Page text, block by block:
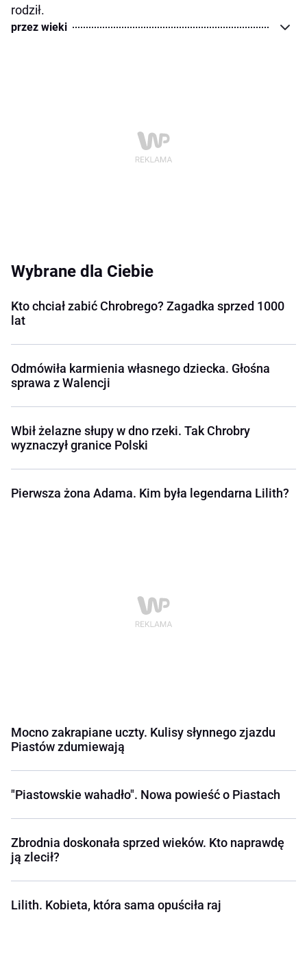
rodził.
przez wieki
Wybrane dla Ciebie
Kto chciał zabić Chrobrego? Zagadka sprzed 1000
lat
Odmówiła karmienia własnego dziecka. Głośna
sprawa z Walencji
Wbił żelazne słupy w dno rzeki. Tak Chrobry
wyznaczył granice Polski
Pierwsza żona Adama. Kim była legendarna Lilith?
Mocno zakrapiane uczty. Kulisy słynnego zjazdu
Piastów zdumiewają
"Piastowskie wahadło". Nowa powieść o Piastach
Zbrodnia doskonała sprzed wieków. Kto naprawdę
ją zlecił?
Lilith. Kobieta, która sama opuściła raj